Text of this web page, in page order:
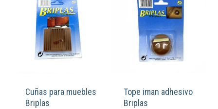
Cuñas para muebles
Briplas
Tope iman adhesivo
Briplas